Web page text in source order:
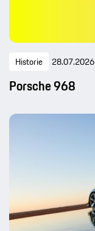
Historie 28.07.2026
Porsche 968